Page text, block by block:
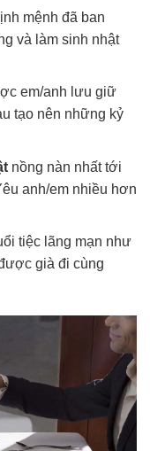
mệnh đã ban
và làm sinh nhật
em/anh lưu giữ
tạo nên những kỷ
nồng nàn nhất tới
anh/em nhiều hơn
tiệc lãng mạn như
già đi cùng